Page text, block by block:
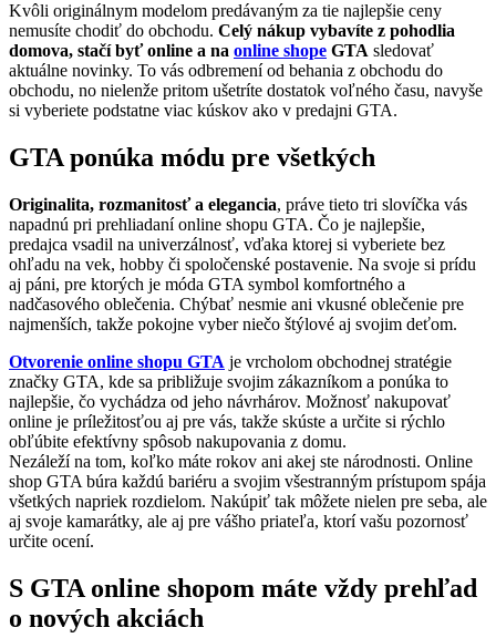
Kvôli originálnym modelom predávaným za tie najlepšie ceny
nemusíte chodiť do obchodu. Celý nákup vybavíte z pohodlia
domova, stačí byť online a na online shope GTA sledovať
aktuálne novinky. To vás odbremení od behania z obchodu do
obchodu, no nielenže pritom ušetríte dostatok voľného času, navyše
si vyberiete podstatne viac kúskov ako v predajni GTA.
GTA ponúka módu pre všetkých
Originalita, rozmanitosť a elegancia, práve tieto tri slovíčka vás
napadnú pri prehliadaní online shopu GTA. Čo je najlepšie,
predajca vsadil na univerzálnosť, vďaka ktorej si vyberiete bez
ohľadu na vek, hobby či spoločenské postavenie. Na svoje si prídu
aj páni, pre ktorých je móda GTA symbol komfortného a
nadčasového oblečenia. Chýbať nesmie ani vkusné oblečenie pre
najmenších, takže pokojne vyber niečo štýlové aj svojim deťom.
Otvorenie online shopu GTA je vrcholom obchodnej stratégie
značky GTA, kde sa približuje svojim zákazníkom a ponúka to
najlepšie, čo vychádza od jeho návrhárov. Možnosť nakupovať
online je príležitosťou aj pre vás, takže skúste a určite si rýchlo
obľúbite efektívny spôsob nakupovania z domu.
Nezáleží na tom, koľko máte rokov ani akej ste národnosti. Online
shop GTA búra každú bariéru a svojim všestranným prístupom spája
všetkých napriek rozdielom. Nakúpiť tak môžete nielen pre seba, ale
aj svoje kamarátky, ale aj pre vášho priateľa, ktorí vašu pozornosť
určite ocení.
S GTA online shopom máte vždy prehľad
o nových akciách